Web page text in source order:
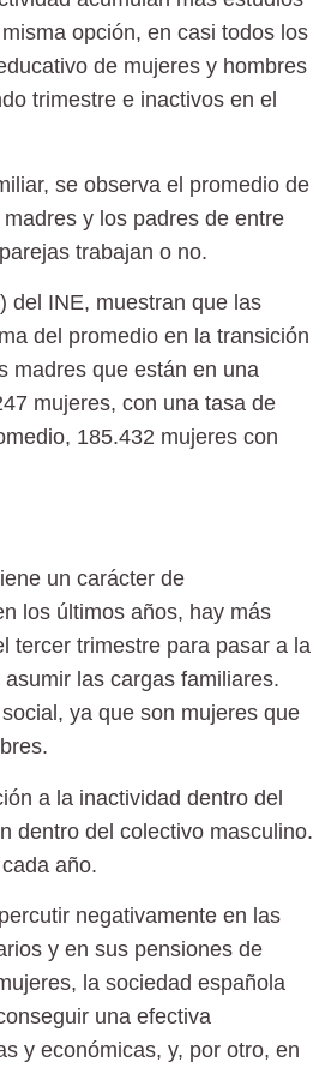
opción, en casi todos los
de mujeres y hombres
trimestre e inactivos en el
se observa el promedio de
y los padres de entre
trabajan o no.
del INE, muestran que las
del promedio en la transición
madres que están en una
mujeres, con una tasa de
185.432 mujeres con
un carácter de
los últimos años, hay más
tercer trimestre para pasar a la
las cargas familiares.
ya que son mujeres que
a la inactividad dentro del
dentro del colectivo masculino.
año.
negativamente en las
y en sus pensiones de
la sociedad española
una efectiva
y económicas, y, por otro, en